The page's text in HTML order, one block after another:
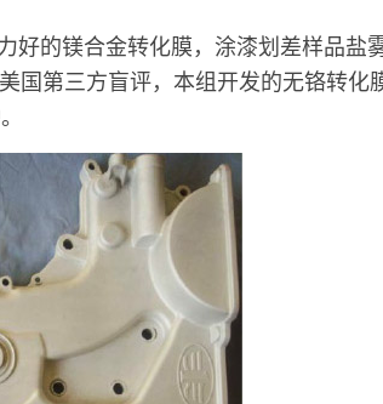
的镁合金转化膜，涂漆划差样品盐
国第三方盲评，本组开发的无铬转化